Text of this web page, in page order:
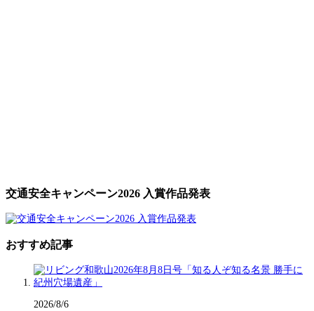
交通安全キャンペーン2026 入賞作品発表
おすすめ記事
2026/8/6